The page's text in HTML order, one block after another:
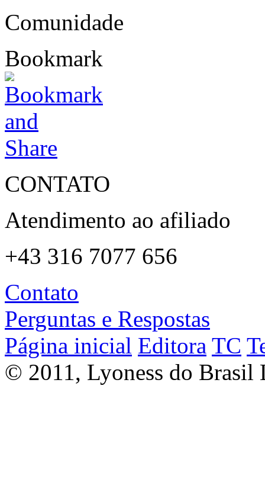
Comunidade
Bookmark
CONTATO
Atendimento ao afiliado
+43 316 7077 656
Contato
Perguntas e Respostas
Página inicial Editora TC
© 2011, Lyoness do Brasil